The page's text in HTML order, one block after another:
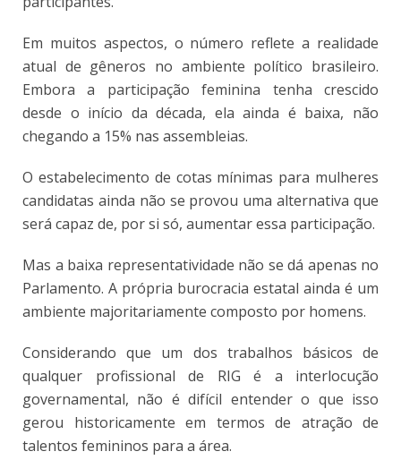
Em muitos aspectos, o número reflete a realidade
atual de gêneros no ambiente político brasileiro.
Embora a participação feminina tenha crescido
desde o início da década, ela ainda é baixa, não
chegando a 15% nas assembleias.
O estabelecimento de cotas mínimas para mulheres
candidatas ainda não se provou uma alternativa que
será capaz de, por si só, aumentar essa participação.
Mas a baixa representatividade não se dá apenas no
Parlamento. A própria burocracia estatal ainda é um
ambiente majoritariamente composto por homens.
Considerando que um dos trabalhos básicos de
qualquer profissional de RIG é a interlocução
governamental, não é difícil entender o que isso
gerou historicamente em termos de atração de
talentos femininos para a área.